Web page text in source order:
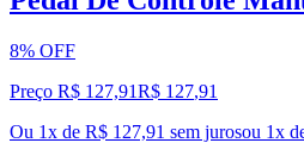
8% OFF
Preço R$ 127,91R$ 127,91
Ou 1x de R$ 127,91 sem jurosou 1x